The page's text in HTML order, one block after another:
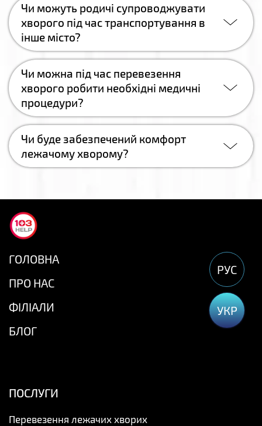
Чи можуть родичі супроводжувати
хворого під час транспортування в
інше місто?
Чи можна під час перевезення
хворого робити необхідні медичні
процедури?
Чи буде забезпечений комфорт
лежачому хворому?
ГОЛОВНА
ПРО НАС
ФІЛІАЛИ
БЛОГ
РУС
УКР
ПОСЛУГИ
Перевезення лежачих хворих